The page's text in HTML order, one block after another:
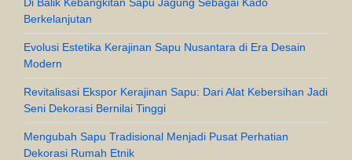
Berkelanjutan
Evolusi Estetika Kerajinan Sapu Nusantara di Era Desain
Modern
Revitalisasi Ekspor Kerajinan Sapu: Dari Alat Kebersihan Jadi
Seni Dekorasi Bernilai Tinggi
Mengubah Sapu Tradisional Menjadi Pusat Perhatian
Dekorasi Rumah Etnik